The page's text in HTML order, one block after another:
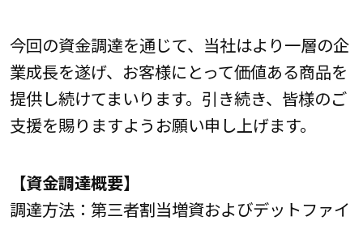
今回の資金調達を通じて、当社はより一層の企
業成長を遂げ、お客様にとって価値ある商品を
提供し続けてまいります。引き続き、皆様のご
支援を賜りますようお願い申し上げます。
【資金調達概要】
調達方法：第三者割当増資およびデットファイ